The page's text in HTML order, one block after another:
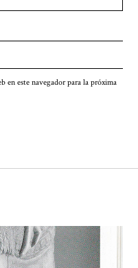
en este navegador para la próxima